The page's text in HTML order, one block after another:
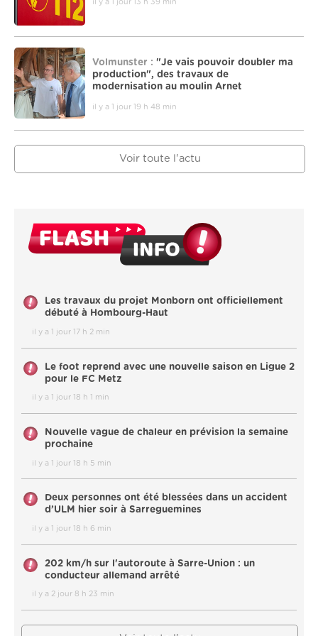
il y a 1 jour 13 h 39 min
Volmunster : "Je vais pouvoir doubler ma
production", des travaux de
modernisation au moulin Arnet
il y a 1 jour 19 h 48 min
Voir toute l'actu
Les travaux du projet Monborn ont officiellement
débuté à Hombourg-Haut
il y a 1 jour 17 h 2 min
Le foot reprend avec une nouvelle saison en Ligue 2
pour le FC Metz
il y a 1 jour 18 h 1 min
Nouvelle vague de chaleur en prévision la semaine
prochaine
il y a 1 jour 18 h 5 min
Deux personnes ont été blessées dans un accident
d’ULM hier soir à Sarreguemines
il y a 1 jour 18 h 6 min
202 km/h sur l'autoroute à Sarre-Union : un
conducteur allemand arrêté
il y a 2 jour 8 h 23 min